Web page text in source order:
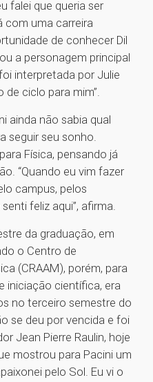
falei que queria ser
com uma carreira
de conhecer Dil
a personagem principal
interpretada por Julie
de ciclo para mim”.
ainda não sabia qual
seguir seu sonho.
Física, pensando já
“Quando eu vim fazer
campus, pelos
feliz aqui”, afirma.
da graduação, em
o Centro de
(CRAAM), porém, para
iniciação científica, era
no terceiro semestre do
se deu por vencida e foi
Jean Pierre Raulin, hoje
mostrou para Pacini um
pelo Sol. Eu vi o